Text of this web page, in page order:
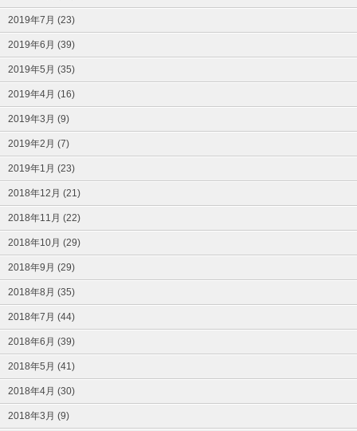
2019年7月 (23)
2019年6月 (39)
2019年5月 (35)
2019年4月 (16)
2019年3月 (9)
2019年2月 (7)
2019年1月 (23)
2018年12月 (21)
2018年11月 (22)
2018年10月 (29)
2018年9月 (29)
2018年8月 (35)
2018年7月 (44)
2018年6月 (39)
2018年5月 (41)
2018年4月 (30)
2018年3月 (9)